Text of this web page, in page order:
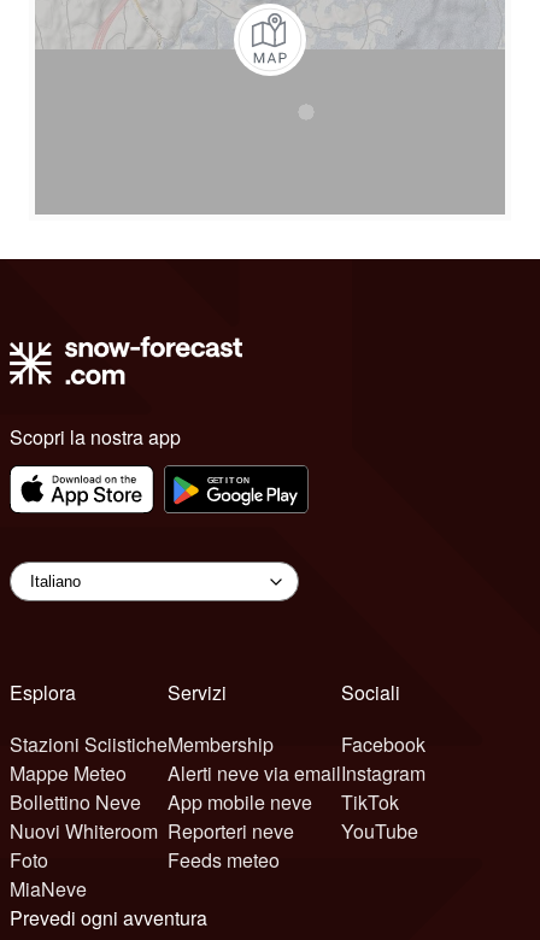
Scopri la nostra app
Esplora
Stazioni Sciistiche
Mappe Meteo
Bollettino Neve
Nuovi Whiteroom
Foto
MiaNeve
Servizi
Membership
Alerti neve via email
App mobile neve
Reporteri neve
Feeds meteo
Sociali
Facebook
Instagram
TikTok
YouTube
Prevedi ogni avventura